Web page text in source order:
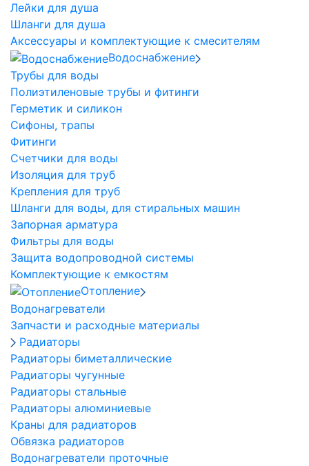
Лейки для душа
Шланги для душа
Аксессуары и комплектующие к смесителям
Водоснабжение
Трубы для воды
Полиэтиленовые трубы и фитинги
Герметик и силикон
Сифоны, трапы
Фитинги
Счетчики для воды
Изоляция для труб
Крепления для труб
Шланги для воды, для стиральных машин
Запорная арматура
Фильтры для воды
Защита водопроводной системы
Комплектующие к емкостям
Отопление
Водонагреватели
Запчасти и расходные материалы
Радиаторы
Радиаторы биметаллические
Радиаторы чугунные
Радиаторы стальные
Радиаторы алюминиевые
Краны для радиаторов
Обвязка радиаторов
Водонагреватели проточные